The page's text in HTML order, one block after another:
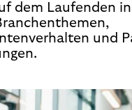
dem Laufenden
und